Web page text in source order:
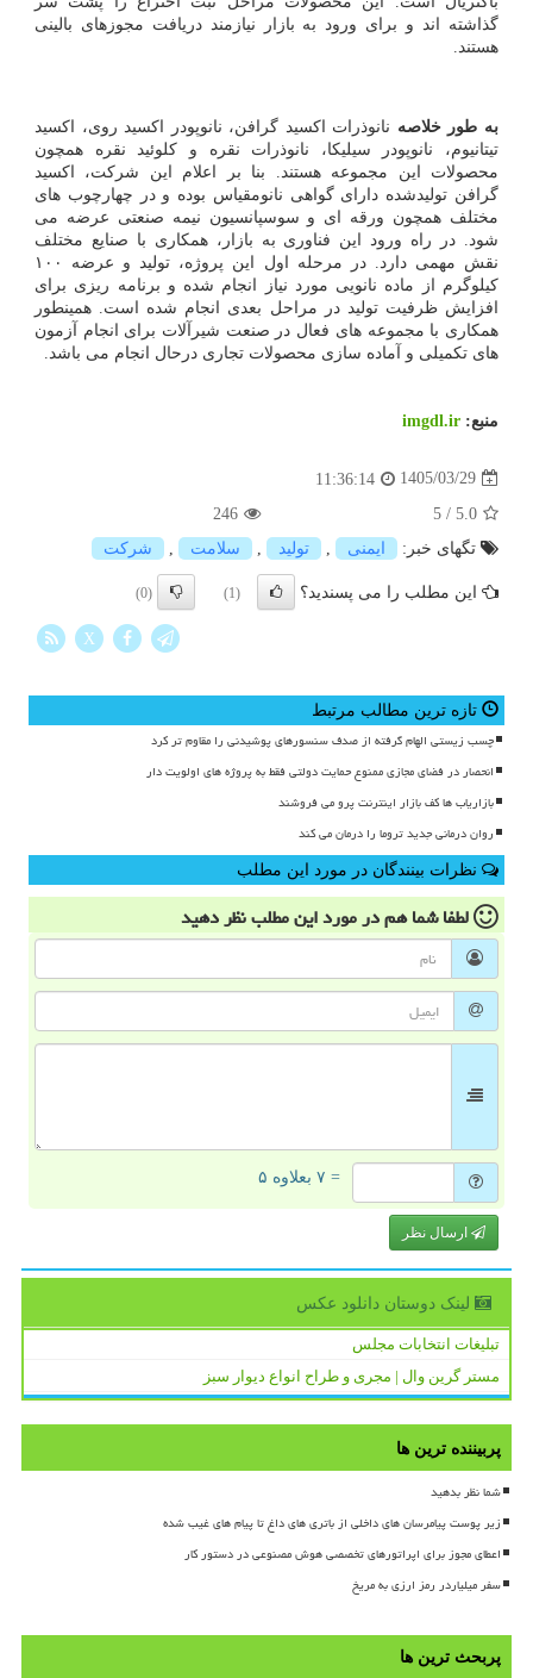
گذاشته اند و برای ورود به بازار نیازمند دریافت مجوزهای بالینی
هستند.
به طور خلاصه نانوذرات اکسید گرافن، نانوپودر اکسید روی، اکسید
تیتانیوم، نانوپودر سیلیکا، نانوذرات نقره و کلوئید نقره همچون
محصولات این مجموعه هستند. بنا بر اعلام این شرکت، اکسید
گرافن تولیدشده دارای گواهی نانومقیاس بوده و در چهارچوب های
مختلف همچون ورقه ای و سوسپانسیون نیمه صنعتی عرضه می
شود. در راه ورود این فناوری به بازار، همکاری با صنایع مختلف
نقش مهمی دارد. در مرحله اول این پروژه، تولید و عرضه ۱۰۰
کیلوگرم از ماده نانویی مورد نیاز انجام شده و برنامه ریزی برای
افزایش ظرفیت تولید در مراحل بعدی انجام شده است. همینطور
همکاری با مجموعه های فعال در صنعت شیرآلات برای انجام آزمون
های تکمیلی و آماده سازی محصولات تجاری درحال انجام می باشد.
منبع: imgdl.ir
1405/03/29
11:36:14
5.0
/
5
246
تگهای خبر:
ایمنی , تولید , سلامت , شركت
این مطلب را می پسندید؟ (1)
(0)
X
تازه ترین مطالب مرتبط
چسب زیستی الهام گرفته از صدف سنسورهای پوشیدنی را مقاوم تر کرد
انحصار در فضای مجازی ممنوع حمایت دولتی فقط به پروژه های اولویت دار
بازاریاب ها کف بازار اینترنت پرو می فروشند
روان درمانی جدید تروما را درمان می کند
نظرات بینندگان در مورد این مطلب
لطفا شما همدر مورد این مطلبنظر دهید
= ۷ بعلاوه ۵
ارسال نظر
لینک دوستان دانلود عكس
تبلیغات انتخابات مجلس
مستر گرین وال | مجری و طراح انواع دیوار سبز
پربیننده ترین ها
شما نظر بدهید
زیر پوست پیامرسان های داخلی از باتری های داغ تا پیام های غیب شده
اعطای مجوز برای اپراتورهای تخصصی هوش مصنوعی در دستور کار
سفر میلیاردر رمز ارزی به مریخ
پربحث ترین ها